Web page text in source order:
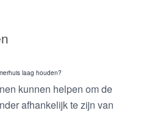
laag houden?
kunnen helpen om de
afhankelijk te zijn van